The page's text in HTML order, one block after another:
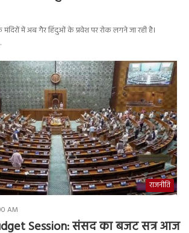
में अब गैर हिंदुओं के प्रवेश पर रोक लगने जा रही है।
राजनीति
AM
Session: संसद का बजट सत्र आज